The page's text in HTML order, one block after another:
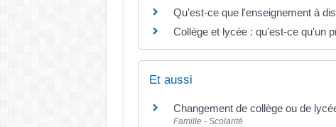
Qu'est-ce que l'enseignement à
Collège et lycée : qu'est-ce qu'un
Et aussi
Changement de collège ou de
Famille - Scolarité